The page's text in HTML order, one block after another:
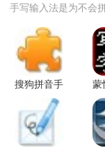
手写输入法是为不会
输入法的伙伴来手写
的。
搜狗拼音手
写输入法组
件官方版
蒙